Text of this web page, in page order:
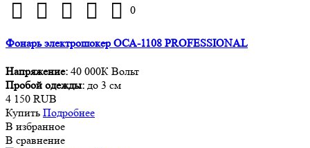
0
Фонарь электрошокер ОСА-1108 PROFESSIONAL
Напряжение: 40 000К Вольт
Пробой одежды: до 3 см
4 150 RUB
Купить Подробнее
В избранное
В сравнение